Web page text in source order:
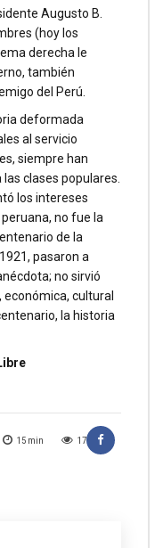
15 min 17
Augusto B.
(hoy los
derecha le
también
del Perú.
deformada
al servicio
siempre han
clases populares.
los intereses
no fue la
de la
pasaron a
no sirvió
cultural
la historia